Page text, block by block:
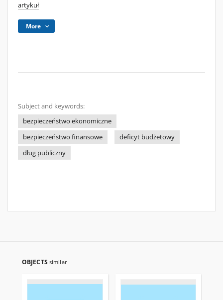
artykuł
More
Subject and keywords:
bezpieczeństwo ekonomiczne
bezpieczeństwo finansowe
deficyt budżetowy
dług publiczny
OBJECTS similar